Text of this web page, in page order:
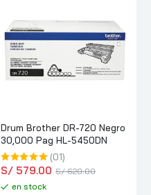
Drum Brother DR-720 Negro
30,000 Pag HL-5450DN
(01)
S/ 620.00
S/ 579.00
en stock